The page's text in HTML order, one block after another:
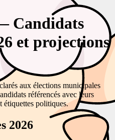
Candidats
et projections
aux élections municipales
référencés avec leurs
étiquettes politiques.
2026